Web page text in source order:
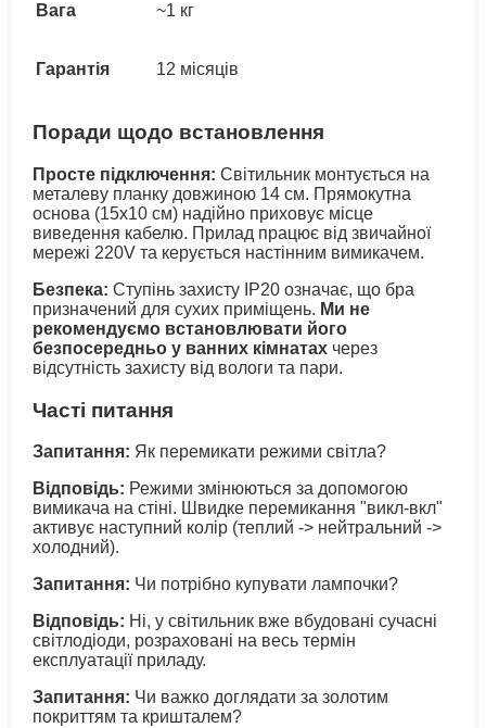
Вага ~1 кг
Гарантія 12 місяців
Поради щодо встановлення
Просте підключення: Світильник монтується на
металеву планку довжиною 14 см. Прямокутна
основа (15х10 см) надійно приховує місце
виведення кабелю. Прилад працює від звичайної
мережі 220V та керується настінним вимикачем.
Безпека: Ступінь захисту IP20 означає, що бра
призначений для сухих приміщень. Ми не
рекомендуємо встановлювати його
безпосередньо у ванних кімнатах через
відсутність захисту від вологи та пари.
Часті питання
Запитання: Як перемикати режими світла?
Відповідь: Режими змінюються за допомогою
вимикача на стіні. Швидке перемикання "викл-вкл"
активує наступний колір (теплий -> нейтральний ->
холодний).
Запитання: Чи потрібно купувати лампочки?
Відповідь: Ні, у світильник вже вбудовані сучасні
світлодіоди, розраховані на весь термін
експлуатації приладу.
Запитання: Чи важко доглядати за золотим
покриттям та кришталем?